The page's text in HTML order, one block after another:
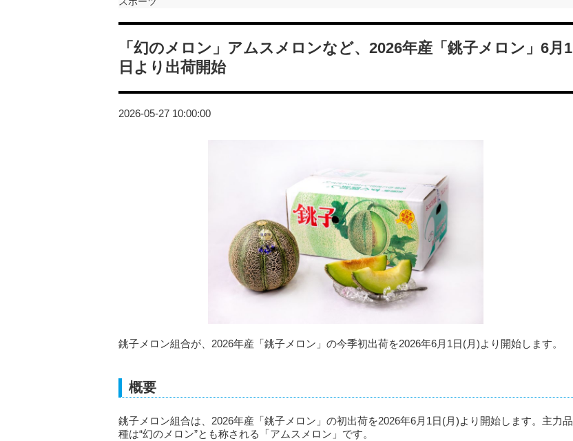
「幻のメロン」アムスメロンなど、2026年産「銚子メロン」6月1
日より出荷開始
2026-05-27 10:00:00
銚子メロン組合が、2026年産「銚子メロン」の今季初出荷を2026年6月1日(月)より開始します。
概要
銚子メロン組合は、2026年産「銚子メロン」の初出荷を2026年6月1日(月)より開始します。主力品
種は“幻のメロン”とも称される「アムスメロン」です。